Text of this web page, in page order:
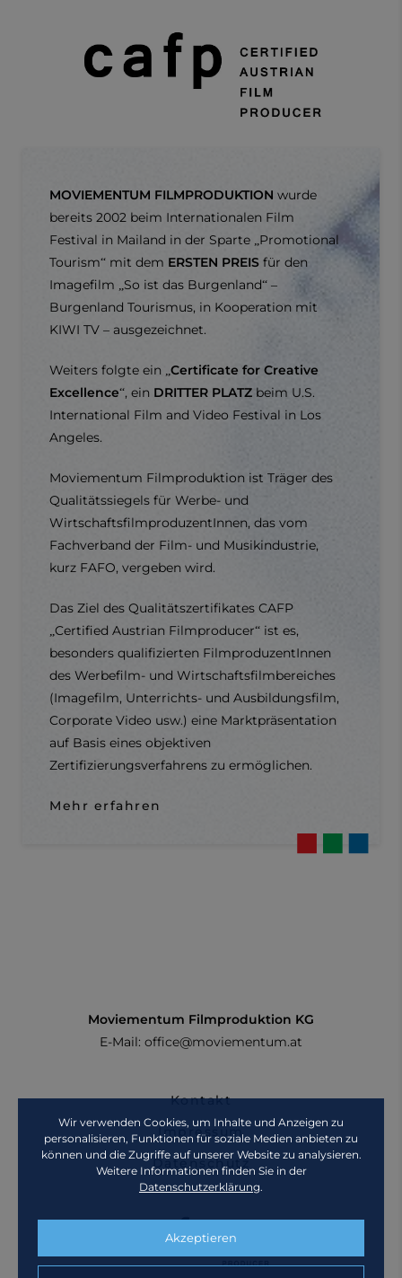
MOVIEMENTUM FILMPRODUKTION wurde
bereits 2002 beim Internationalen Film
Festival in Mailand in der Sparte „Promotional
Tourism“ mit dem ERSTEN PREIS für den
Imagefilm „So ist das Burgenland“ –
Burgenland Tourismus, in Kooperation mit
KIWI TV – ausgezeichnet.
Weiters folgte ein „Certificate for Creative
Excellence“, ein DRITTER PLATZ beim U.S.
International Film and Video Festival in Los
Angeles.
Moviementum Filmproduktion ist Träger des
Qualitätssiegels für Werbe- und
WirtschaftsfilmproduzentInnen, das vom
Fachverband der Film- und Musikindustrie,
kurz FAFO, vergeben wird.
Das Ziel des Qualitätszertifikates CAFP
„Certified Austrian Filmproducer“ ist es,
besonders qualifizierten FilmproduzentInnen
des Werbefilm- und Wirtschaftsfilmbereiches
(Imagefilm, Unterrichts- und Ausbildungsfilm,
Corporate Video usw.) eine Marktpräsentation
auf Basis eines objektiven
Zertifizierungsverfahrens zu ermöglichen.
Mehr erfahren
Moviementum Filmproduktion KG
E-Mail: office@moviementum.at
Kontakt
Impressum
Datenschutz
Wir verwenden Cookies, um Inhalte und Anzeigen zu
personalisieren, Funktionen für soziale Medien anbieten zu
können und die Zugriffe auf unserer Website zu analysieren.
Weitere Informationen finden Sie in der
Datenschutzerklärung.
Akzeptieren